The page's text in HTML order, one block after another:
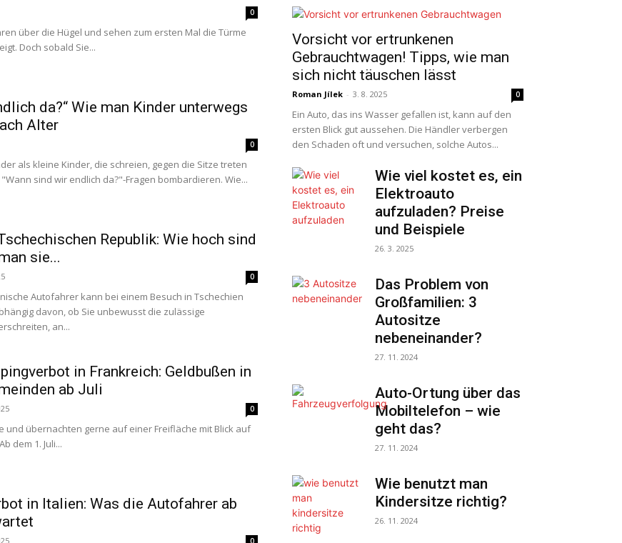
0
über die Hügel und sehen zum ersten Mal die Türme
Doch sobald Sie...
da?“ Wie man Kinder unterwegs
Alter
0
als kleine Kinder, die schreien, gegen die Sitze treten
sind wir endlich da?"-Fragen bombardieren. Wie...
Republik: Wie hoch sind
sie...
0
Autofahrer kann bei einem Besuch in Tschechien
davon, ob Sie unbewusst die zulässige
an...
in Frankreich: Geldbußen in
ab Juli
0
und übernachten gerne auf einer Freifläche mit Blick auf
dem 1. Juli...
in Italien: Was die Autofahrer ab
0
Vorsicht vor ertrunkenen
Gebrauchtwagen! Tipps, wie man
sich nicht täuschen lässt
Roman Jílek - 3. 8. 2025 0
Ein Auto, das ins Wasser gefallen ist, kann auf den
ersten Blick gut aussehen. Die Händler verbergen
den Schaden oft und versuchen, solche Autos...
Wie viel kostet es, ein
Elektroauto
aufzuladen? Preise
und Beispiele
26. 3. 2025
Das Problem von
Großfamilien: 3
Autositze
nebeneinander?
27. 11. 2024
Auto-Ortung über das
Mobiltelefon – wie
geht das?
27. 11. 2024
Wie benutzt man
Kindersitze richtig?
26. 11. 2024